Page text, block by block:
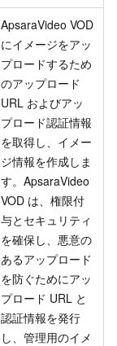
ApsaraVideo VOD
にイメージをアッ
プロードするため
のアップロード
URL およびアッ
プロード認証情報
を取得し、イメー
ジ情報を作成しま
す。ApsaraVideo
VOD は、権限付
与とセキュリティ
を確保し、悪意の
あるアップロード
を防ぐためにアッ
プロード URL と
認証情報を発行
し、管理用のイメ